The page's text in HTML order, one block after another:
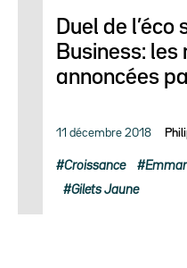
Duel de l’éco
Business: les
annoncées
11 décembre 2018
Croissance
Gilets Jaune